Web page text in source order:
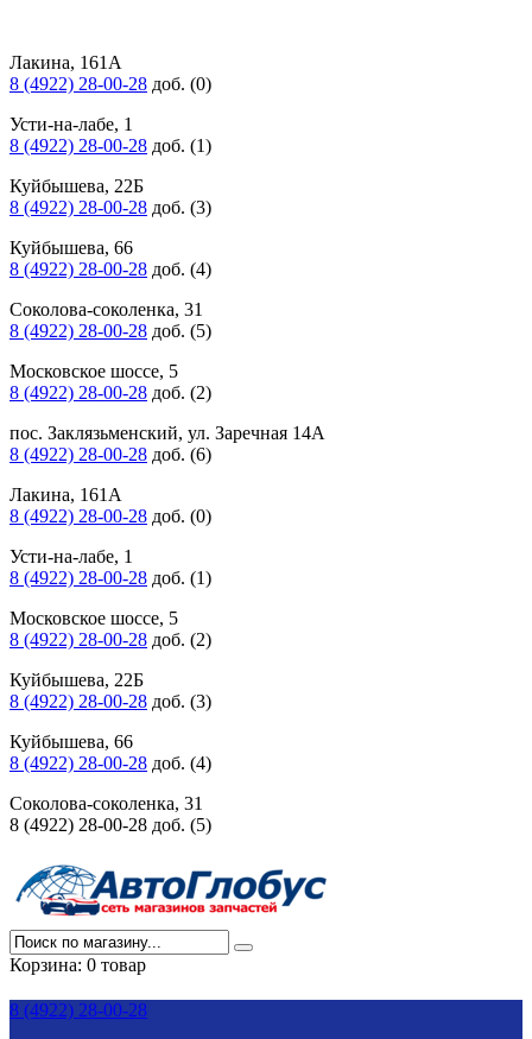
Лакина, 161А
8 (4922) 28-00-28 доб. (0)
Усти-на-лабе, 1
8 (4922) 28-00-28 доб. (1)
Куйбышева, 22Б
8 (4922) 28-00-28 доб. (3)
Куйбышева, 66
8 (4922) 28-00-28 доб. (4)
Соколова-соколенка, 31
8 (4922) 28-00-28 доб. (5)
Московское шоссе, 5
8 (4922) 28-00-28 доб. (2)
пос. Заклязьменский, ул. Заречная 14А
8 (4922) 28-00-28 доб. (6)
Лакина, 161А
8 (4922) 28-00-28 доб. (0)
Усти-на-лабе, 1
8 (4922) 28-00-28 доб. (1)
Московское шоссе, 5
8 (4922) 28-00-28 доб. (2)
Куйбышева, 22Б
8 (4922) 28-00-28 доб. (3)
Куйбышева, 66
8 (4922) 28-00-28 доб. (4)
Соколова-соколенка, 31
8 (4922) 28-00-28 доб. (5)
Корзина: 0 товар
8 (4922) 28-00-28